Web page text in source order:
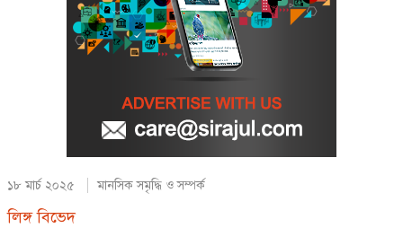
১৮ মার্চ ২০২৫ মানসিক সমৃদ্ধি ও সম্পর্ক
লিঙ্গ বিভেদ